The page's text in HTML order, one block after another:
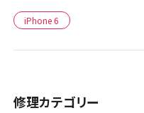
iPhone 6
修理カテゴリー